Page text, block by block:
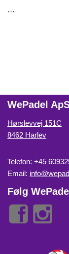
…
WePadel
Hørslevvej 151C
8462 Harlev
Telefon: +45
Email:
Følg WePadel